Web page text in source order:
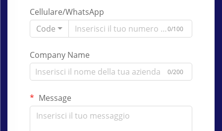
Cellulare/WhatsApp
Code
0/100
Company Name
0/200
Message